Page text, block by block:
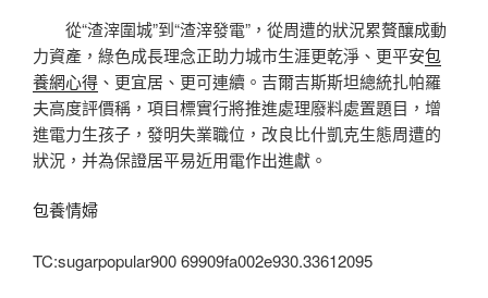
從“渣滓圍城”到“渣滓發電”，從周遭的狀況累贅釀成動
力資產，綠色成長理念正助力城市生涯更乾淨、更平安包
養網心得 、更宜居、更可連續。吉爾吉斯斯坦總統扎帕羅
夫高度評價稱，項目標實行將推進處理廢料處置題目，增
進電力生孩子，發明失業職位，改良比什凱克生態周遭的
狀況，并為保證居平易近用電作出進獻。
包養情婦
TC:sugarpopular900 69909fa002e930.33612095